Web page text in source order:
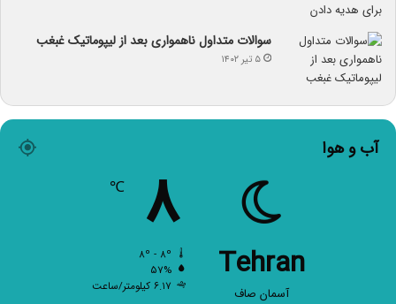
سوالات متداول ناهمواری بعد از لیپوماتیک غبغب
۵ تیر ۱۴۰۲
آب و هوا
Tehran
آسمان صاف
۸ ℃
۵۷%
۶.۱۷ کیلومتر/ساعت